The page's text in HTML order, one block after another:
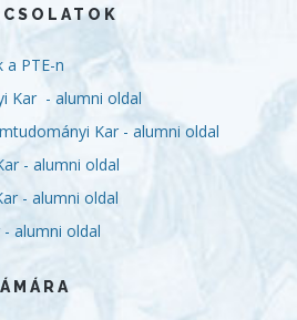
PTE-n
Kar - alumni oldal
Kar - alumni oldal
- alumni oldal
- alumni oldal
alumni oldal